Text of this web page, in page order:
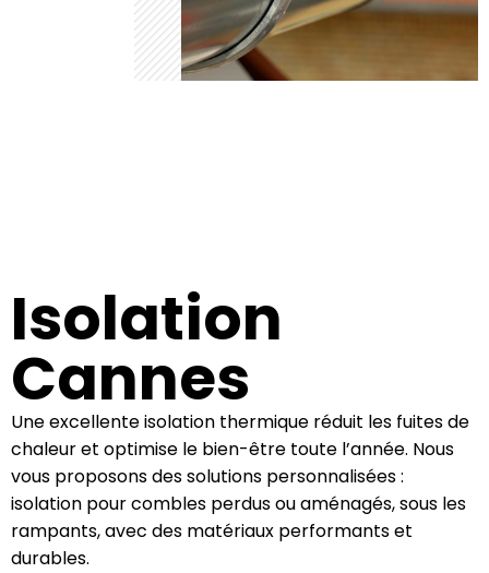
Isolation
Cannes
Une excellente isolation thermique réduit les fuites de
chaleur et optimise le bien-être toute l’année. Nous
vous proposons des solutions personnalisées :
isolation pour combles perdus ou aménagés, sous les
rampants, avec des matériaux performants et
durables.